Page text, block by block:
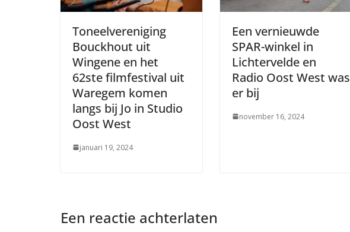
Toneelvereniging
Bouckhout uit
Wingene en het
62ste filmfestival uit
Waregem komen
langs bij Jo in Studio
Oost West
januari 19, 2024
Een vernieuwde
SPAR-winkel in
Lichtervelde en
Radio Oost West was
er bij
november 16, 2024
Een reactie achterlaten